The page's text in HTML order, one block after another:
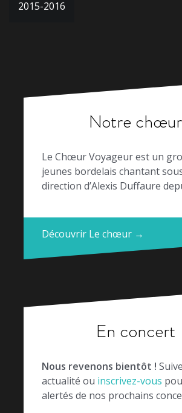
2015-2016
Notre chœur
Le Chœur Voyageur est un
jeunes bordelais chantant
direction d’Alexis Duffaure
Découvrir Le chœur →
En concert
Nous revenons bientôt !
actualité ou inscrivez-vous
alertés de nos prochains